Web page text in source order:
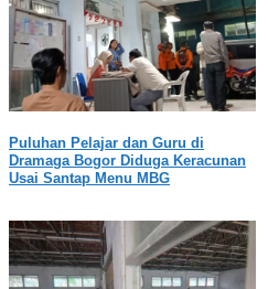
Puluhan Pelajar dan Guru di
Dramaga Bogor Diduga Keracunan
Usai Santap Menu MBG